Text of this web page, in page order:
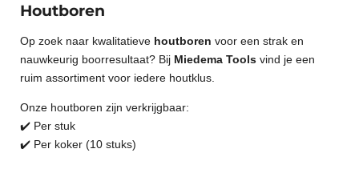
Houtboren
Op zoek naar kwalitatieve houtboren voor een strak en
nauwkeurig boorresultaat? Bij Miedema Tools vind je een
ruim assortiment voor iedere houtklus.
Onze houtboren zijn verkrijgbaar:
✔️ Per stuk
✔️ Per koker (10 stuks)